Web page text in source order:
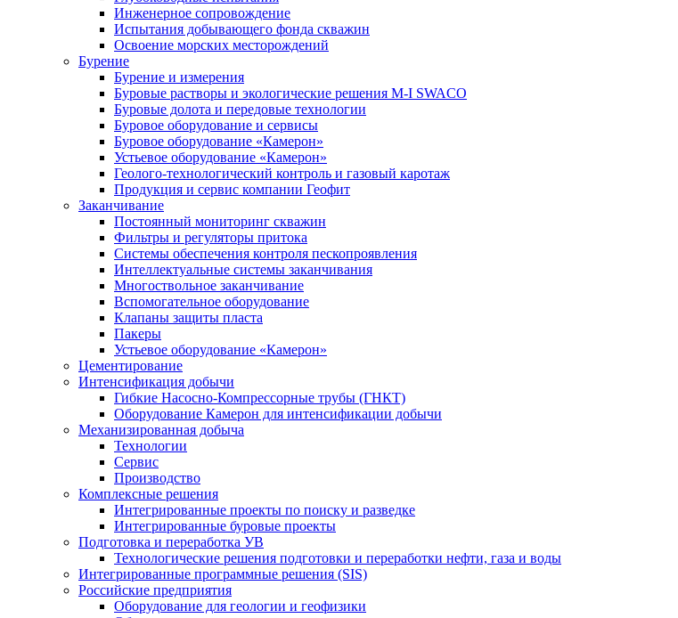
Инженерное сопровождение
Испытания добывающего фонда скважин
Освоение морских месторождений
Бурение
Бурение и измерения
Буровые растворы и экологические решения M-I SWACO
Буровые долота и передовые технологии
Буровое оборудование и сервисы
Буровое оборудование «Камерон»
Устьевое оборудование «Камерон»
Геолого-технологический контроль и газовый каротаж
Продукция и сервис компании Геофит
Заканчивание
Постоянный мониторинг скважин
Фильтры и регуляторы притока
Cистемы обеспечения контроля пескопроявления
Интеллектуальные системы заканчивания
Многоствольное заканчивание
Вспомогательное оборудование
Клапаны защиты пласта
Пакеры
Устьевое оборудование «Камерон»
Цементирование
Интенсификация добычи
Гибкие Насосно-Компрессорные трубы (ГНКТ)
Оборудование Камерон для интенсификации добычи
Механизированная добыча
Технологии
Сервис
Производство
Комплексные решения
Интегрированные проекты по поиску и разведке
Интегрированные буровые проекты
Подготовка и переработка УВ
Технологические решения подготовки и переработки нефти, газа и воды
Интегрированные программные решения (SIS)
Российские предприятия
Оборудование для геологии и геофизики